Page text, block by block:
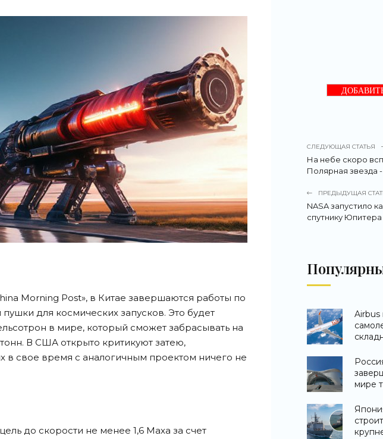
Morning Post», в Китае завершаются работы по
для космических запусков. Это будет
в мире, который сможет забрасывать на
В США открыто критикуют затею,
в свое время с аналогичным проектом ничего не
до скорости не менее 1,6 Маха за счет
СЛЕДУЮЩАЯ СТАТЬЯ
На небе скоро
Полярная звезда
ПРЕДЫДУЩАЯ
NASA запустило
спутнику
Airbus
мире